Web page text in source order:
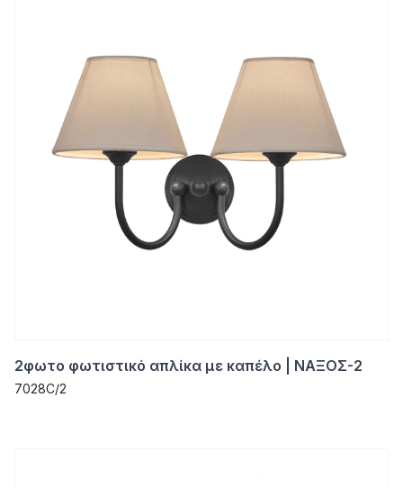
2φωτο φωτιστικό απλίκα με καπέλο | ΝΑΞΟΣ-2
7028C/2